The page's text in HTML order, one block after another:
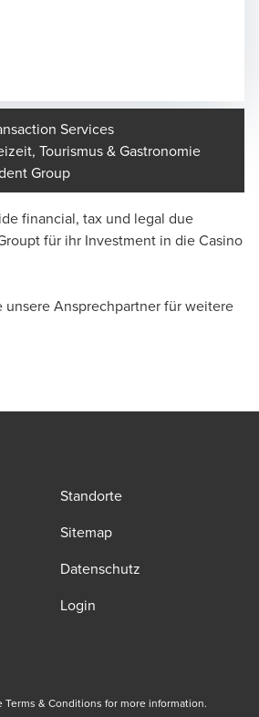
Services
Tourismus & Gastronomie
Group
financial, tax und legal due
für ihr Investment in die Casino
unsere Ansprechpartner für weitere
Schweiz, Zürich - Partner
Fachgruppe M&A, Luzern
Leiter Steuern und
Standorte
Sitemap
Datenschutz
Login
tab tab
a new window/tab
& Conditions for more information.